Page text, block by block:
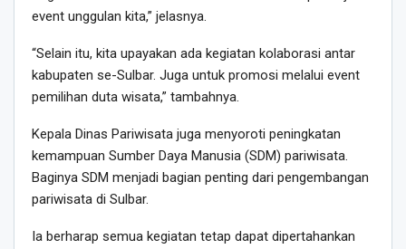
event unggulan kita,” jelasnya.
“Selain itu, kita upayakan ada kegiatan kolaborasi antar
kabupaten se-Sulbar. Juga untuk promosi melalui event
pemilihan duta wisata,” tambahnya.
Kepala Dinas Pariwisata juga menyoroti peningkatan
kemampuan Sumber Daya Manusia (SDM) pariwisata.
Baginya SDM menjadi bagian penting dari pengembangan
pariwisata di Sulbar.
Ia berharap semua kegiatan tetap dapat dipertahankan